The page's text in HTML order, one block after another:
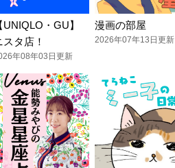
UNIQLO・GU】
スタ店！
年08年03日更新
漫画の部屋
2026年07年13日更新